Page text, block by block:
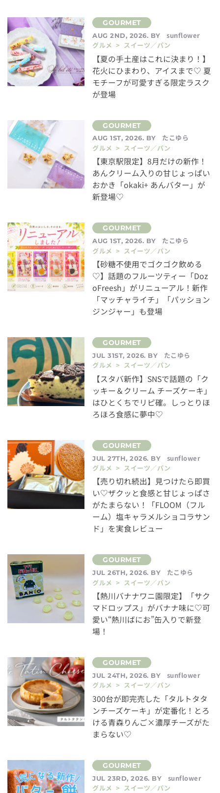
AUG 2ND, 2026. BY
sunflower
グルメ > スイーツ／パン
【夏の手土産はこれに決まり！】
花火にひまわり、アイスまで♡ 夏
モチーフが可愛すぎる限定ラスク
が登場
AUG 1ST, 2026. BY
たこゆら
グルメ > スイーツ／パン
【東京駅限定】8月だけの新作！
あんクリーム入りの甘じょっぱい
おかき「okaki+ あんバター」が
新登場♡
AUG 1ST, 2026. BY
たこゆら
グルメ > スイーツ／パン
【砂糖不使用でゴクゴク飲める
♡】話題のフルーツティー「Doz
oFreesh」がリニューアル！新作
「マッチャライチ」「パッション
ジンジャー」も登場
JUL 31ST, 2026. BY
たこゆら
グルメ > スイーツ／パン
【スタバ新作】SNSで話題の「ク
ッキー＆クリーム チーズケーキ」
はひとくちでリピ確。しっとりほ
ろほろ食感に夢中♡
JUL 27TH, 2026. BY
sunflower
グルメ > スイーツ／パン
【売り切れ続出】見つけたら即買
い♡ザクッと食感と甘じょっぱさ
がたまらない！「FLOOM（フル
ーム）塩キャラメルショコラサン
ド」を実食レビュー
JUL 26TH, 2026. BY
たこゆら
グルメ > スイーツ／パン
【熱川バナナワニ園限定】「サク
マドロップス」がバナナ味に♡可
愛い“熱川ばにお”缶入りで新登
場！
JUL 24TH, 2026. BY
sunflower
グルメ > スイーツ／パン
300台が即完売した「タルトタタ
ンチーズケーキ」が定番化！とろ
ける青森りんご×濃厚チーズがた
まらない♡
JUL 23RD, 2026. BY
sunflower
グルメ > スイーツ／パン